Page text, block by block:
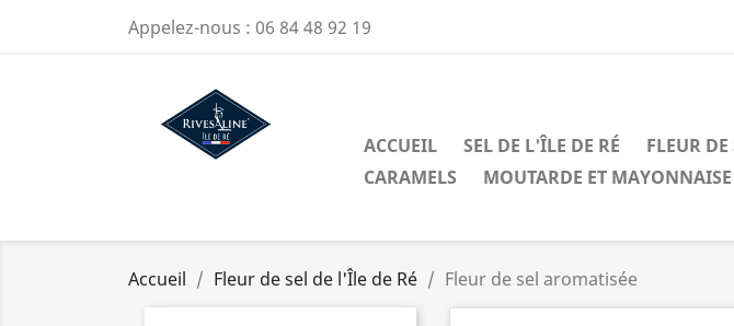
Appelez-nous : 06 84 48 92 19
ACCUEIL SEL DE L'ÎLE DE RÉ FLEUR
CARAMELS
MOUTARDE ET MAYONNAISE
Accueil Fleur de sel de l'Île de Ré Fleur de sel aromatisée